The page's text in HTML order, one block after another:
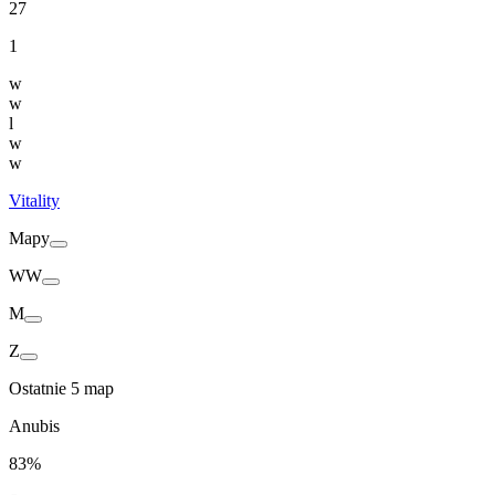
27
1
w
w
l
w
w
Vitality
Mapy
WW
M
Z
Ostatnie 5 map
Anubis
83%